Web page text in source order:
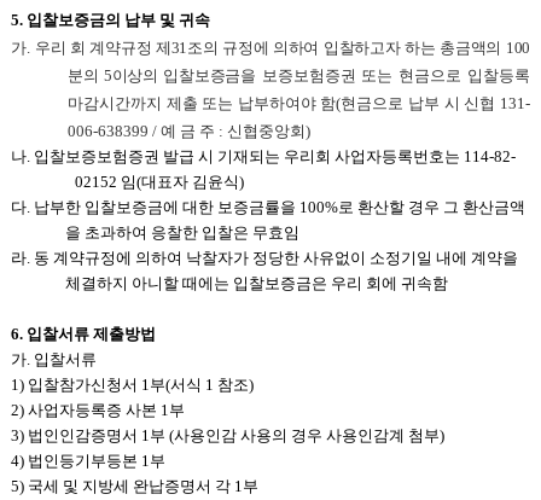
5. 입찰보증금의 납부 및 귀속
가. 우리 회 계약규정 제31조의 규정에 의하여 입찰하고자 하는 총금액의 100
분의 5이상의 입찰보증금을 보증보험증권 또는 현금으로 입찰등록
마감시간까지 제출 또는 납부하여야 함(현금으로 납부 시 신협 131-
006-638399 / 예 금 주 : 신협중앙회)
나. 입찰보증보험증권 발급 시 기재되는 우리회 사업자등록번호는 114-82-
02152 임(대표자 김윤식)
다. 납부한 입찰보증금에 대한 보증금률을 100%로 환산할 경우 그 환산금액
을 초과하여 응찰한 입찰은 무효임
라. 동 계약규정에 의하여 낙찰자가 정당한 사유없이 소정기일 내에 계약을
체결하지 아니할 때에는 입찰보증금은 우리 회에 귀속함
6. 입찰서류 제출방법
가. 입찰서류
1) 입찰참가신청서 1부(서식 1 참조)
2) 사업자등록증 사본 1부
3) 법인인감증명서 1부 (사용인감 사용의 경우 사용인감계 첨부)
4) 법인등기부등본 1부
5) 국세 및 지방세 완납증명서 각 1부